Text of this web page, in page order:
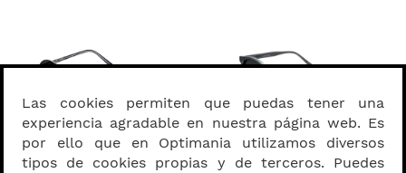
Lentes Hanny Black & Gold
S/ 159.00
Lentes Shun Gray
S/ 159.00
Las cookies permiten que puedas tener una
experiencia agradable en nuestra página web. Es
por ello que en Optimania utilizamos diversos
tipos de cookies propias y de terceros. Puedes